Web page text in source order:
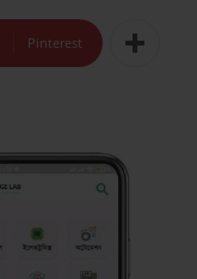
Pinterest